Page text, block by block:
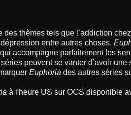
des thèmes tels que l’addiction
entre autres choses,
accompagne parfaitement les
peuvent se vanter d’avoir
Euphoria des autres séries
à l'heure US sur OCS disponible